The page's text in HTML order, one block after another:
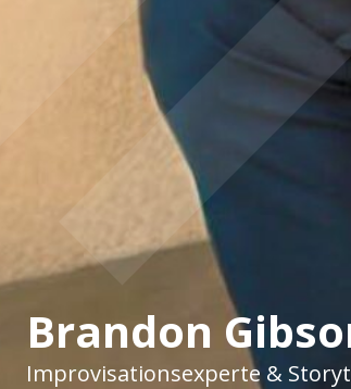
Brandon
Improvisationsexperte &